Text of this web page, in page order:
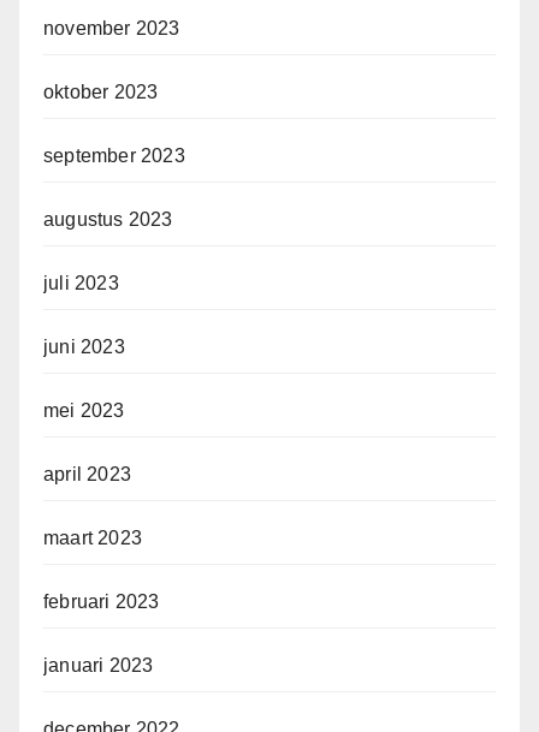
november 2023
oktober 2023
september 2023
augustus 2023
juli 2023
juni 2023
mei 2023
april 2023
maart 2023
februari 2023
januari 2023